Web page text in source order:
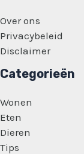
Over ons
Privacybeleid
Disclaimer
Categorieën
Wonen
Eten
Dieren
Tips